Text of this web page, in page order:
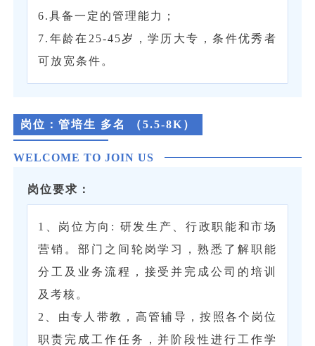
6.具备一定的管理能力；
7.年龄在25-45岁，学历大专，条件优秀者
可放宽条件。
岗位：管培生 多名 （5.5-8K）
WELCOME TO JOIN US
岗位要求：
1、岗位方向: 研发生产、行政职能和市场
营销。部门之间轮岗学习，熟悉了解职能
分工及业务流程，接受并完成公司的培训
及考核。
2、由专人带教，高管辅导，按照各个岗位
职责完成工作任务，并阶段性进行工作学